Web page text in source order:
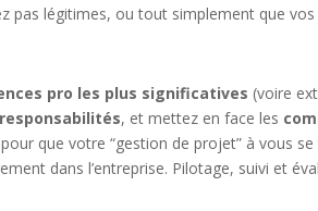
pas légitimes, ou tout simplement que
pro les plus significatives (voire
, et mettez en face les
que votre “gestion de projet” à vous
dans l’entreprise. Pilotage, suivi et